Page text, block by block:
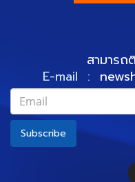
สามาร
E-mail :
Subscribe